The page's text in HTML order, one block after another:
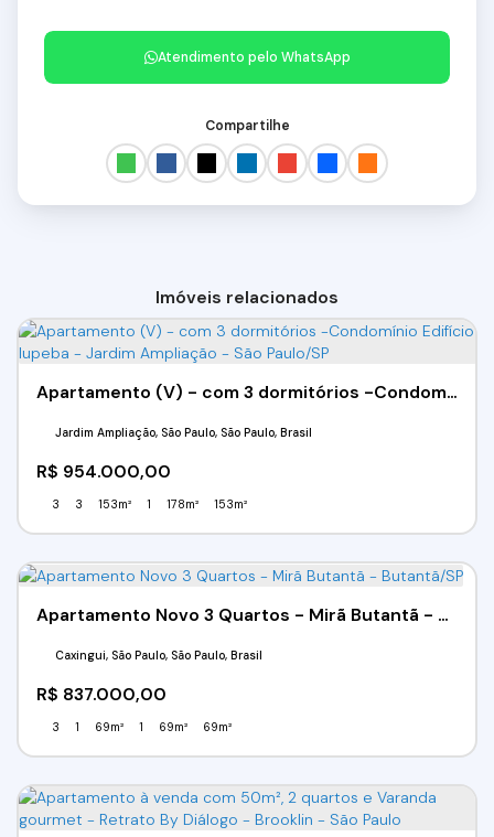
Atendimento pelo WhatsApp
Compartilhe
Imóveis relacionados
Apartamento (V) - com 3 dormitórios -Condomínio Edifício Iupeba - Jardim Ampliação - São Paulo/SP
R$ 954.000,00
Jardim Ampliação, São Paulo, São Paulo, Brasil
3 3 153m² 1 178m² 153m²
Apartamento Novo 3 Quartos - Mirã Butantã - Butantã/SP
R$ 837.000,00
Caxingui, São Paulo, São Paulo, Brasil
3 1 69m² 1 69m² 69m²